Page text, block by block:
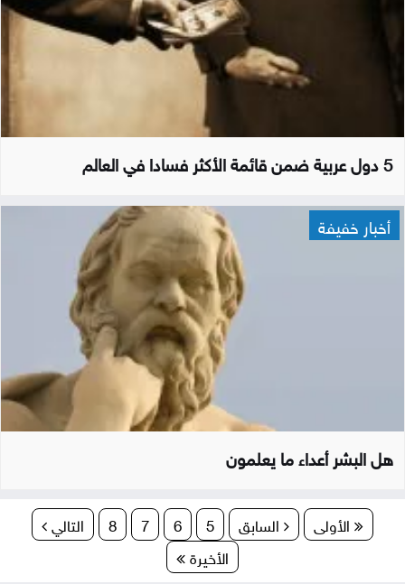
5 دول عربية ضمن قائمة الأكثر فسادا في العالم
أخبار خفيفة
هل البشر أعداء ما يعلمون
الأولى السابق 5
6
7
8
التالي
الأخيرة